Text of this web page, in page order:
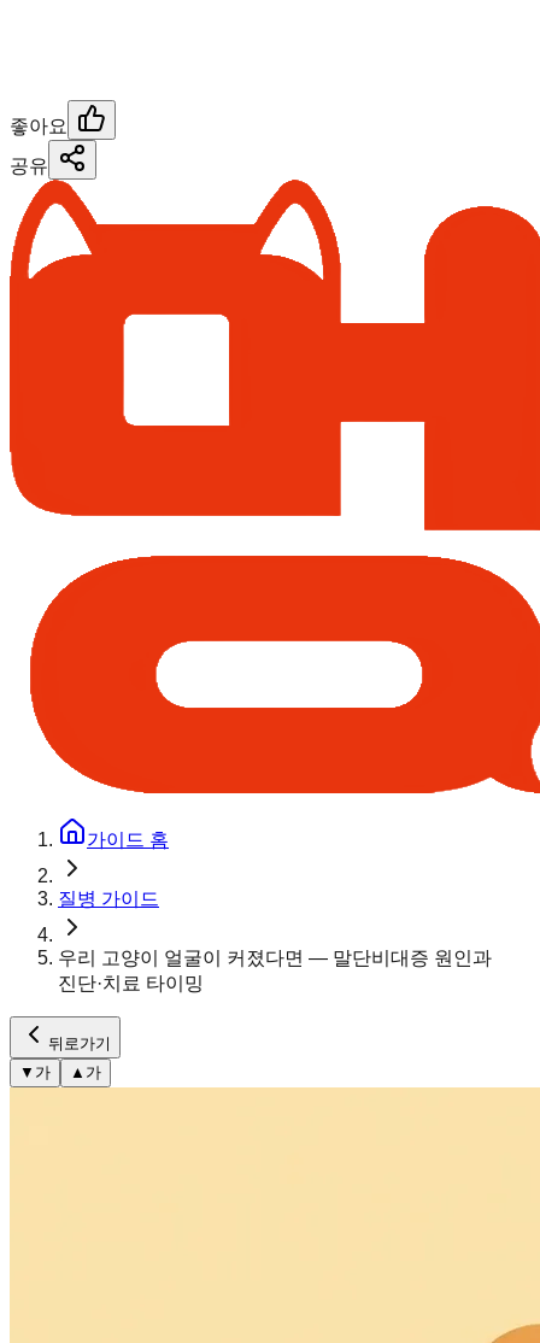
좋아요
공유
가이드 홈
질병 가이드
우리 고양이 얼굴이 커졌다면 — 말단비대증 원인과
진단·치료 타이밍
뒤로가기
▼ 가 ▲ 가